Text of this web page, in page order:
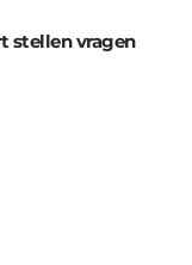
stellen vragen